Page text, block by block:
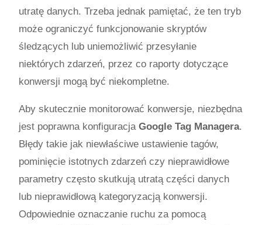
utratę danych. Trzeba jednak pamiętać, że ten tryb
może ograniczyć funkcjonowanie skryptów
śledzących lub uniemożliwić przesyłanie
niektórych zdarzeń, przez co raporty dotyczące
konwersji mogą być niekompletne.
Aby skutecznie monitorować konwersje, niezbędna
jest poprawna konfiguracja Google Tag Managera.
Błędy takie jak niewłaściwe ustawienie tagów,
pominięcie istotnych zdarzeń czy nieprawidłowe
parametry często skutkują utratą części danych
lub nieprawidłową kategoryzacją konwersji.
Odpowiednie oznaczanie ruchu za pomocą